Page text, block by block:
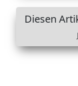
Diesen